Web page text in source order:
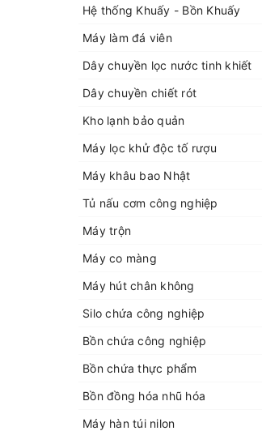
Hệ thống Khuấy - Bồn Khuấy
Máy làm đá viên
Dây chuyền lọc nước tinh khiết
Dây chuyền chiết rót
Kho lạnh bảo quản
Máy lọc khử độc tố rượu
Máy khâu bao Nhật
Tủ nấu cơm công nghiệp
Máy trộn
Máy co màng
Máy hút chân không
Silo chứa công nghiệp
Bồn chứa công nghiệp
Bồn chứa thực phẩm
Bồn đồng hóa nhũ hóa
Máy hàn túi nilon